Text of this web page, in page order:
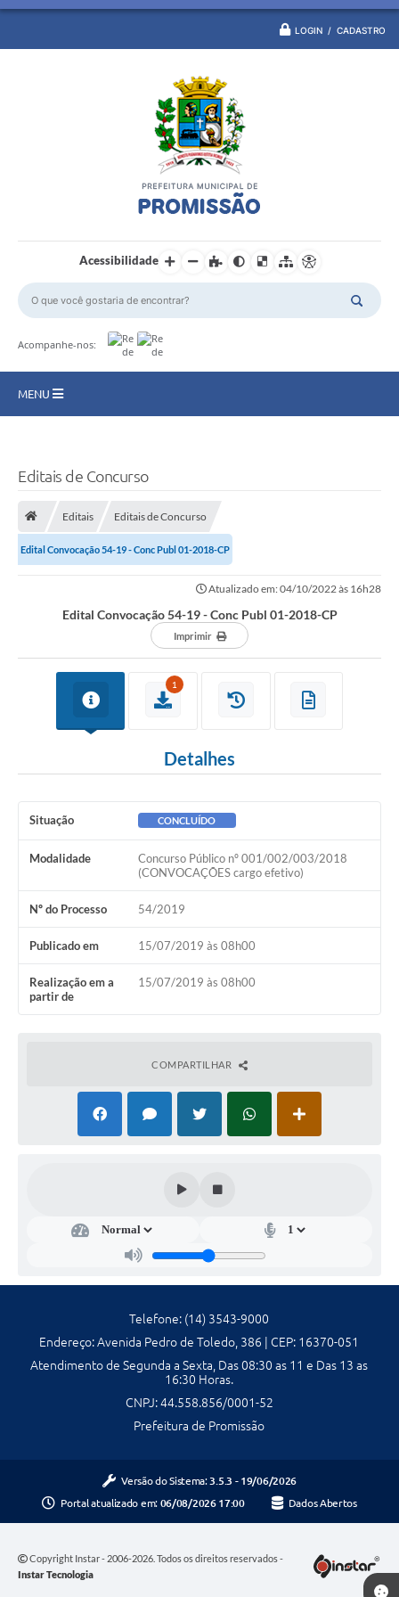
LOGIN / CADASTRO
Acessibilidade
Acompanhe-nos:
MENU
Turismo
Ouvidoria
Editais
A Nossa Cidade
Ambiente
Orçamento Participativo 2026
Turismo
Tributos
Lançadoria
Reforma Agrária
Contas Públicas
Transparência
Notícias
Editais de Concurso
Editais Editais de Concurso
Edital Convocação 54-19 - Conc Publ 01-2018-CP
Atualizado em: 04/10/2022 às 16h28
Edital Convocação 54-19 - Conc Publ 01-2018-CP
Imprimir
1
Detalhes
Situação CONCLUÍDO
Modalidade
Concurso Público nº 001/002/003/2018
(CONVOCAÇÕES cargo efetivo)
Nº do Processo 54/2019
Publicado em 15/07/2019 às 08h00
Realização em a
partir de
15/07/2019 às 08h00
COMPARTILHAR
Telefone: (14) 3543-9000
Endereço: Avenida Pedro de Toledo, 386 | CEP: 16370-051
Atendimento de Segunda a Sexta, Das 08:30 as 11 e Das 13 as
16:30 Horas.
CNPJ: 44.558.856/0001-52
Prefeitura de Promissão
Versão do Sistema: 3.5.3 - 19/06/2026
Portal atualizado em: 06/08/2026 17:00 Dados Abertos
Copyright Instar - 2006-2026. Todos os direitos reservados -
Instar Tecnologia